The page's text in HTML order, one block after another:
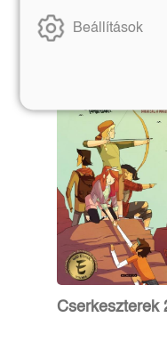
Szerző
Cserkeszterek
Beállítások